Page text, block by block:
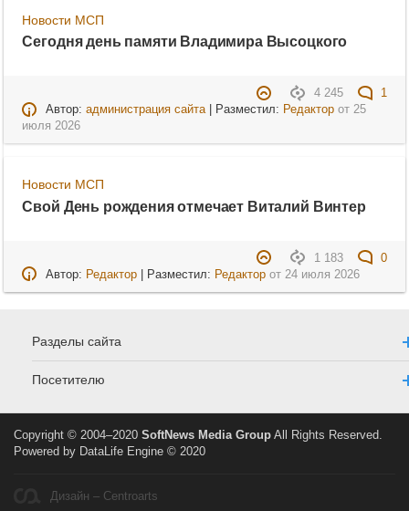
Новости МСП
Сегодня день памяти Владимира Высоцкого
4 245
1
Автор: администрация сайта| Разместил: Редакторот 25
июля 2026
Новости МСП
Свой День рождения отмечает Виталий Винтер
1 183
0
Автор: Редактор| Разместил: Редакторот 24 июля 2026
Разделы сайта
Посетителю
Copyright © 2004–2020 SoftNews Media Group All Rights Reserved.
Powered by DataLife Engine © 2020
Дизайн – Centroarts